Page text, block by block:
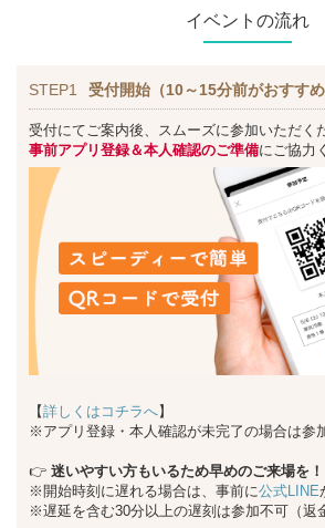
イベントの流れ
STEP1 受付開始（10～15分前がおすすめ
受付にてご案内後、スムーズに参加いただく
事前アプリ登録＆本人確認のご準備にご協力
【詳しくはコチラへ】
※アプリ登録・本人確認が未完了の場合は参
👉 迷いやすい方もいるため早めのご来場を！
※開始時刻に遅れる場合は、事前に公式LINE
※遅延を含む30分以上の遅刻は参加不可（返